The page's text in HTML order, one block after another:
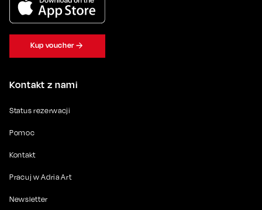
Kontakt z nami
Status rezerwacji
Pomoc
Kontakt
Pracuj w Adria Art
Newsletter
Kup voucher